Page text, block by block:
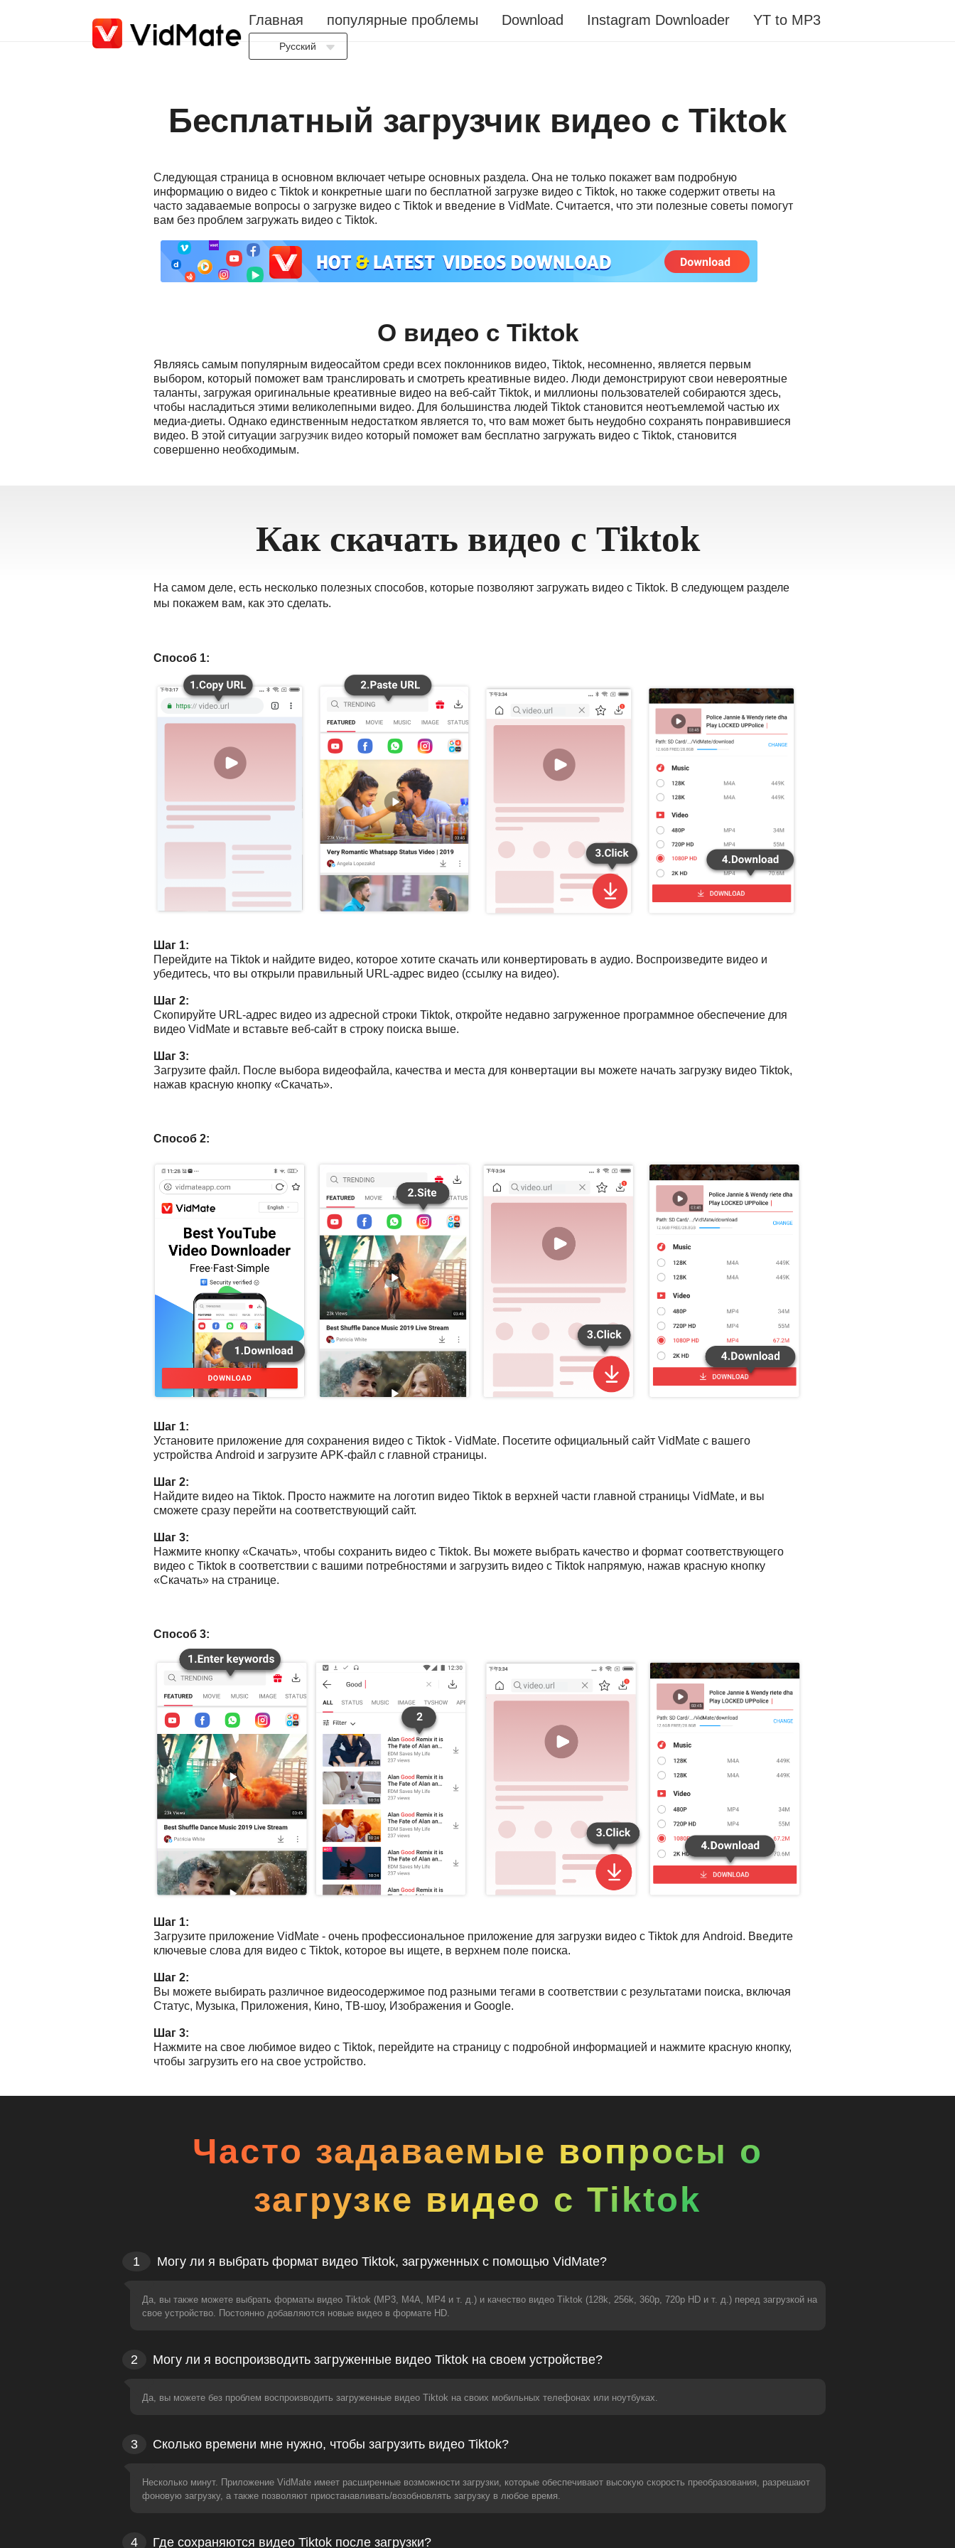
Главная популярные проблемы Download Instagram Downloader YT to MP3
Русский
English
Italiano
Русский
Türkçe
日本語
العربية
اُردُو
తెలుగు
हिंदी
Malaysia
Việt Nam
Бесплатный загрузчик видео с Tiktok
Следующая страница в основном включает четыре основных раздела. Она не только покажет вам подробную
информацию о видео с Tiktok и конкретные шаги по бесплатной загрузке видео с Tiktok, но также содержит ответы на
часто задаваемые вопросы о загрузке видео с Tiktok и введение в VidMate. Считается, что эти полезные советы помогут
вам без проблем загружать видео с Tiktok.
О видео с Tiktok
Являясь самым популярным видеосайтом среди всех поклонников видео, Tiktok, несомненно, является первым
выбором, который поможет вам транслировать и смотреть креативные видео. Люди демонстрируют свои невероятные
таланты, загружая оригинальные креативные видео на веб-сайт Tiktok, и миллионы пользователей собираются здесь,
чтобы насладиться этими великолепными видео. Для большинства людей Tiktok становится неотъемлемой частью их
медиа-диеты. Однако единственным недостатком является то, что вам может быть неудобно сохранять понравившиеся
видео. В этой ситуации загрузчик видеокоторый поможет вам бесплатно загружать видео с Tiktok, становится
совершенно необходимым.
Как скачать видео с Tiktok
На самом деле, есть несколько полезных способов, которые позволяют загружать видео с Tiktok. В следующем разделе
мы покажем вам, как это сделать.
Способ 1:
Шаг 1:
Перейдите на Tiktok и найдите видео, которое хотите скачать или конвертировать в аудио. Воспроизведите видео и
убедитесь, что вы открыли правильный URL-адрес видео (ссылку на видео).
Шаг 2:
Скопируйте URL-адрес видео из адресной строки Tiktok, откройте недавно загруженное программное обеспечение для
видео VidMate и вставьте веб-сайт в строку поиска выше.
Шаг 3:
Загрузите файл. После выбора видеофайла, качества и места для конвертации вы можете начать загрузку видео Tiktok,
нажав красную кнопку «Скачать».
Способ 2:
Шаг 1:
Установите приложение для сохранения видео с Tiktok - VidMate. Посетите официальный сайт VidMate с вашего
устройства Android и загрузите APK-файл с главной страницы.
Шаг 2:
Найдите видео на Tiktok. Просто нажмите на логотип видео Tiktok в верхней части главной страницы VidMate, и вы
сможете сразу перейти на соответствующий сайт.
Шаг 3:
Нажмите кнопку «Скачать», чтобы сохранить видео с Tiktok. Вы можете выбрать качество и формат соответствующего
видео с Tiktok в соответствии с вашими потребностями и загрузить видео с Tiktok напрямую, нажав красную кнопку
«Скачать» на странице.
Способ 3:
Шаг 1:
Загрузите приложение VidMate - очень профессиональное приложение для загрузки видео с Tiktok для Android. Введите
ключевые слова для видео с Tiktok, которое вы ищете, в верхнем поле поиска.
Шаг 2:
Вы можете выбирать различное видеосодержимое под разными тегами в соответствии с результатами поиска, включая
Статус, Музыка, Приложения, Кино, ТВ-шоу, Изображения и Google.
Шаг 3:
Нажмите на свое любимое видео с Tiktok, перейдите на страницу с подробной информацией и нажмите красную кнопку,
чтобы загрузить его на свое устройство.
Часто задаваемые вопросы о
загрузке видео с Tiktok
1 Могу ли я выбрать формат видео Tiktok, загруженных с помощью VidMate?
Да, вы также можете выбрать форматы видео Tiktok (MP3, M4A, MP4 и т. д.) и качество видео Tiktok (128k, 256k, 360p, 720p HD и т. д.) перед загрузкой на
свое устройство. Постоянно добавляются новые видео в формате HD.
2 Могу ли я воспроизводить загруженные видео Tiktok на своем устройстве?
Да, вы можете без проблем воспроизводить загруженные видео Tiktok на своих мобильных телефонах или ноутбуках.
3 Сколько времени мне нужно, чтобы загрузить видео Tiktok?
Несколько минут. Приложение VidMate имеет расширенные возможности загрузки, которые обеспечивают высокую скорость преобразования, разрешают
фоновую загрузку, а также позволяют приостанавливать/возобновлять загрузку в любое время.
4 Где сохраняются видео Tiktok после загрузки?